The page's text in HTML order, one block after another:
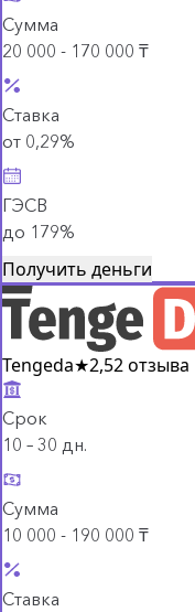
Сумма
20 000 - 170 000 ₸
Ставка
от 0,29%
ГЭСВ
до 179%
Получить деньги
Tengeda★2,52 отзыва
Срок
10 – 30 дн.
Сумма
10 000 - 190 000 ₸
Ставка